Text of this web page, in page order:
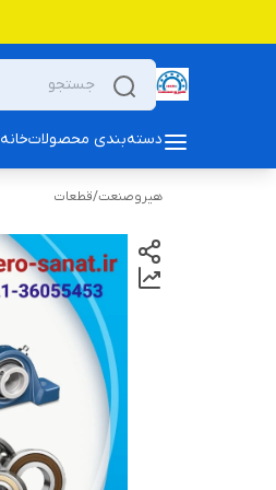
دسته‌بندی محصولاتخانه
هیروصنعت/قطعات